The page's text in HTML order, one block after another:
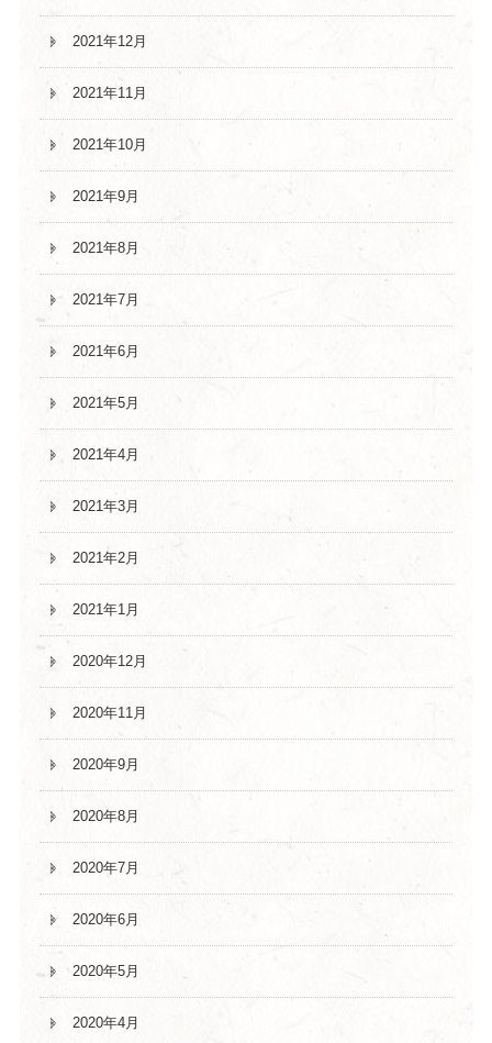
2021年12月
2021年11月
2021年10月
2021年9月
2021年8月
2021年7月
2021年6月
2021年5月
2021年4月
2021年3月
2021年2月
2021年1月
2020年12月
2020年11月
2020年9月
2020年8月
2020年7月
2020年6月
2020年5月
2020年4月